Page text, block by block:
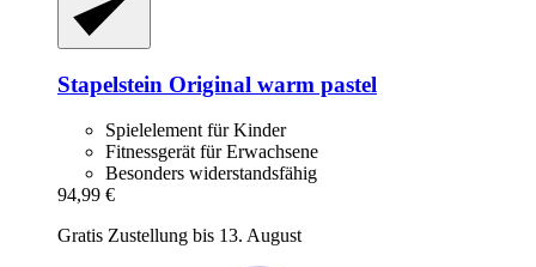
Stapelstein Original warm pastel
Spielelement für Kinder
Fitnessgerät für Erwachsene
Besonders widerstandsfähig
94,99 €
Gratis Zustellung bis 13. August